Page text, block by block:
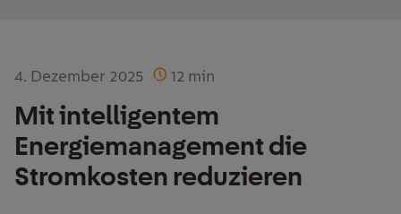
4. Dezember 2025 12 min
Mit intelligentem
Energiemanagement die
Stromkosten reduzieren